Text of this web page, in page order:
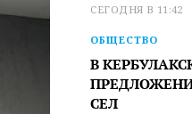
СЕГОДНЯ В 11:42
ОБЩЕСТВО
В
СЕЛ